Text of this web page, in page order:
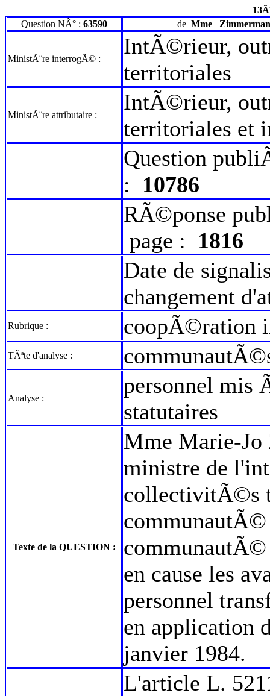
Question NÂ° : 63590 de Mme
MinistÃ¨re interrogÃ© :
IntÃ©rieur,
territoriales
MinistÃ¨re attributaire :
IntÃ©rieur,
territoriales et
Question
: 10786
RÃ©ponse
page : 1816
Date de
changement
Rubrique : coopÃ©ration
TÃªte d'analyse :
Analyse :
personnel mis
statutaires
Texte de la QUESTION :
Mme Marie-
ministre de
collectivitÃ©s
communautÃ©
en cause les
personnel
en application
janvier 1984.
L'article L.